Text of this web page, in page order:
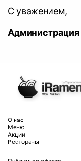
С уважением,
Администрация
O нас
Меню
Акции
Рестораны